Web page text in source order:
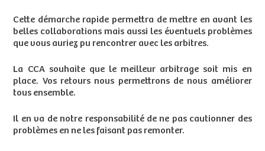
Cette démarche rapide permettra de mettre en avant les
belles collaborations mais aussi les éventuels problèmes
que vous auriez pu rencontrer avec les arbitres.
La CCA souhaite que le meilleur arbitrage soit mis en
place. Vos retours nous permettrons de nous améliorer
tous ensemble.
Il en va de notre responsabilité de ne pas cautionner des
problèmes en ne les faisant pas remonter.